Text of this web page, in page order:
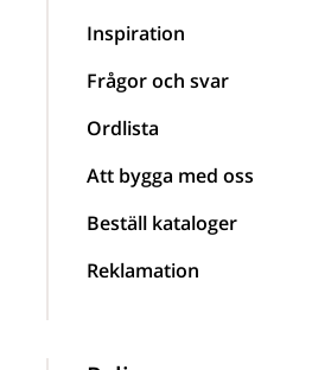
Inspiration
Frågor och svar
Ordlista
Att bygga med oss
Beställ kataloger
Reklamation